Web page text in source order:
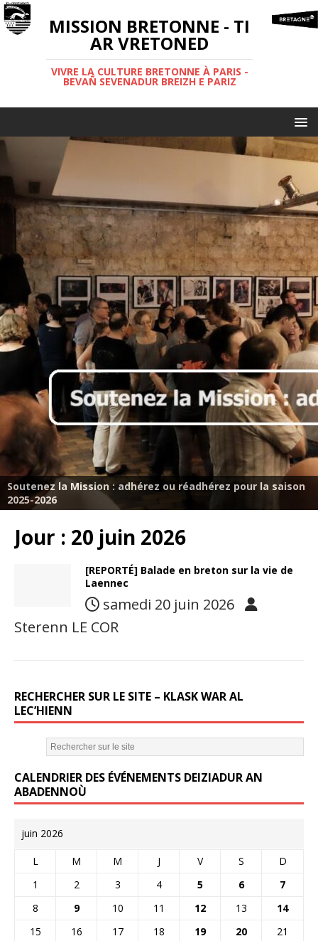
MISSION BRETONNE - TI
AR VRETONED
VIVRE LA CULTURE BRETONNE À PARIS -
BEVAÑ SEVENADUR BREIZH E PARIZ
Soutenez la Mission : adhérez ou réadhérez pour la saison
2025-2026
Jour : 20 juin 2026
[REPORTÉ] Balade en breton sur la vie de
Laennec
samedi 20 juin 2026
Sterenn LE COR
RECHERCHER SUR LE SITE – KLASK WAR AL
LEC’HIENN
CALENDRIER DES ÉVÉNEMENTS DEIZIADUR AN
ABADENNOÙ
juin 2026
L M M J V S
D
1
2 3 4 5 6
7
8
9 10 11 12 13
14
15
16 17 18 19 20
21